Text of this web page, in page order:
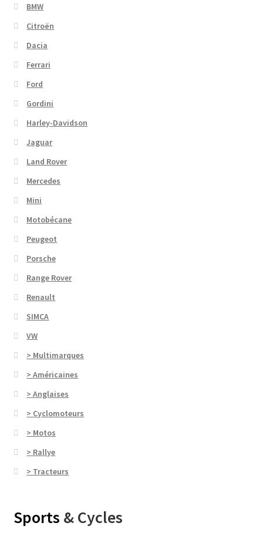
BMW
Citroën
Dacia
Ferrari
Ford
Gordini
Harley-Davidson
Jaguar
Land Rover
Mercedes
Mini
Motobécane
Peugeot
Porsche
Range Rover
Renault
SIMCA
VW
> Multimarques
> Américaines
> Anglaises
> Cyclomoteurs
> Motos
> Rallye
> Tracteurs
Sports & Cycles